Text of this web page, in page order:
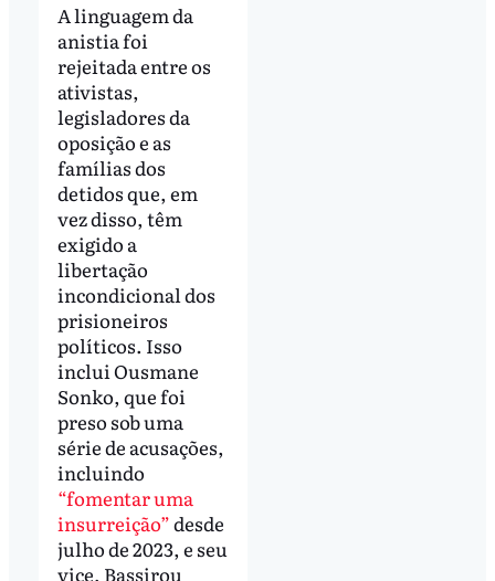
A linguagem da
anistia foi
rejeitada entre os
ativistas,
legisladores da
oposição e as
famílias dos
detidos que, em
vez disso, têm
exigido a
libertação
incondicional dos
prisioneiros
políticos. Isso
inclui Ousmane
Sonko, que foi
preso sob uma
série de acusações,
incluindo
“fomentar uma
insurreição”desde
julho de 2023, e seu
vice, Bassirou